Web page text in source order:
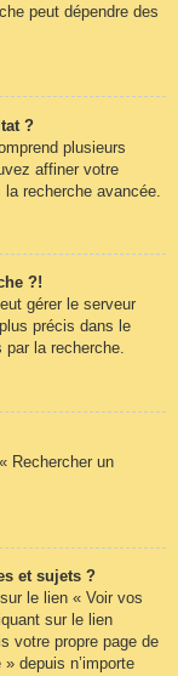
peut dépendre des
?
plusieurs
affiner votre
recherche avancée.
?!
gérer le serveur
précis dans le
la recherche.
Rechercher un
et sujets ?
le lien « Voir vos
sur le lien
votre propre page de
depuis n’importe